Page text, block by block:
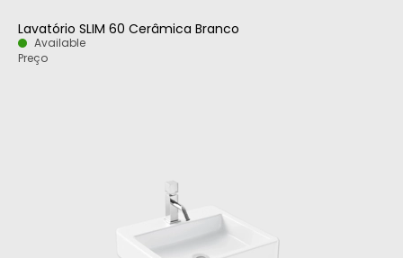
Lavatório SLIM 60 Cerâmica Branco
Available
Preço